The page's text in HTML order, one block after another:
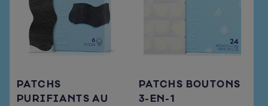
PATCHS
PURIFIANTS AU
PATCHS BOUTONS
3-EN-1